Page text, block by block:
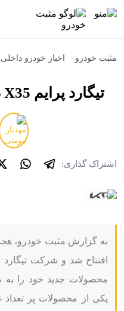
مثبت خودرو> اخبار خودرو داخلی
تیگارد پرایم X35 در نمایشگاه اصفهان
اشتراک گذاری:
به گزارش مثبت خودرو،
افتتاح شد و شرکت
یکی از محصولات پر تعداد